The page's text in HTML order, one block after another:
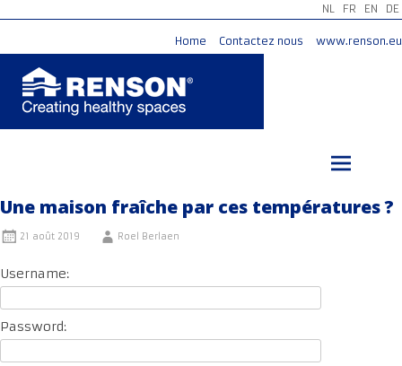
NL FR EN DE
Home Contactez nous www.renson.eu
Une maison fraîche par ces températures ?
21 août 2019 Roel Berlaen
Username:
Password: